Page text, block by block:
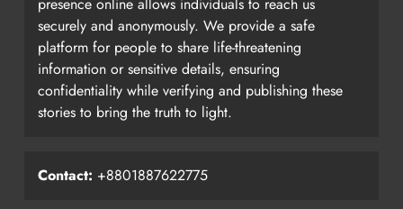
securely and anonymously. We provide a safe
platform for people to share life-threatening
information or sensitive details, ensuring
confidentiality while verifying and publishing these
stories to bring the truth to light.
Contact: +8801887622775